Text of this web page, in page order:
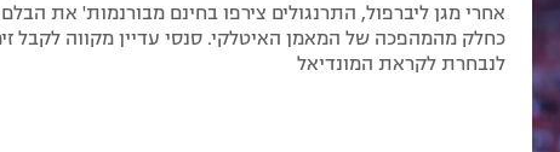
אחרי מגן ליברפול, התרנגולים צירפו בחינם מבורנמות' את
כחלק מהמהפכה של המאמן האיטלקי. סנסי עדיין מקווה לקבל
לנבחרת לקראת המונדיאל